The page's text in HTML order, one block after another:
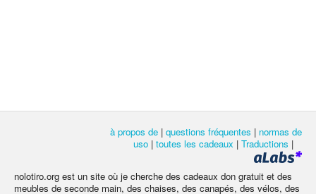
à propos de | questions fréquentes | normas de
uso | toutes les cadeaux | Traductions |
nolotiro.org est un site où je cherche des cadeaux don gratuit et des
meubles de seconde main, des chaises, des canapés, des vélos, des